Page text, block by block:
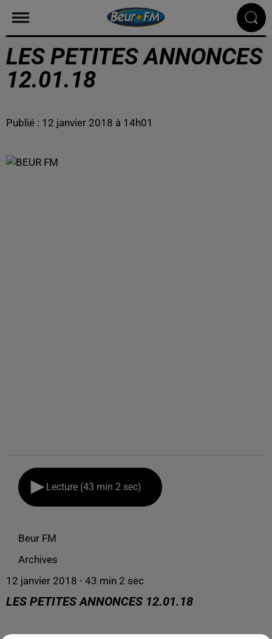
LES PETITES ANNONCES
12.01.18
Publié : 12 janvier 2018 à 14h01
Lecture (43 min 2 sec)
Beur FM
Archives
12 janvier 2018 - 43 min 2 sec
LES PETITES ANNONCES 12.01.18